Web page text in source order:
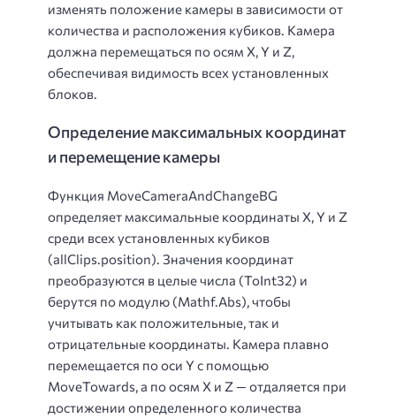
изменять положение камеры в зависимости от
количества и расположения кубиков. Камера
должна перемещаться по осям X, Y и Z,
обеспечивая видимость всех установленных
блоков.
Определение максимальных координат
и перемещение камеры
Функция MoveCameraAndChangeBG
определяет максимальные координаты X, Y и Z
среди всех установленных кубиков
(allClips.position). Значения координат
преобразуются в целые числа (ToInt32) и
берутся по модулю (Mathf.Abs), чтобы
учитывать как положительные, так и
отрицательные координаты. Камера плавно
перемещается по оси Y с помощью
MoveTowards, а по осям X и Z — отдаляется при
достижении определенного количества